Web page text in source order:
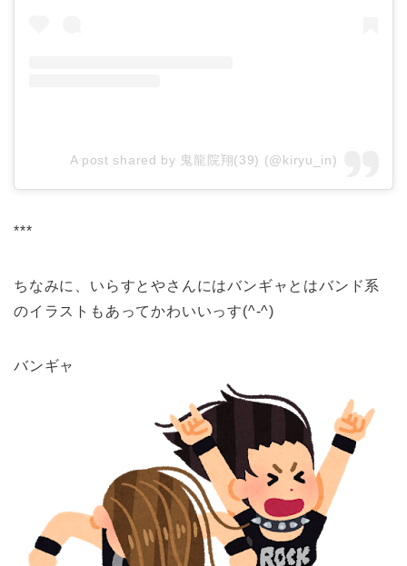
A post shared by 鬼龍院翔(39) (@kiryu_in)
***
ちなみに、いらすとやさんにはバンギャとはバンド系
のイラストもあってかわいいっす(^-^)
バンギャ